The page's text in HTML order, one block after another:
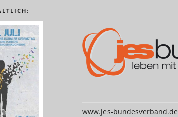
www.jes-bundesverband.de